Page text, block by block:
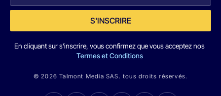
S'INSCRIRE
En cliquant sur s'inscrire, vous confirmez que vous acceptez nos
Termes et Conditions
© 2026 Talmont Media SAS. tous droits réservés.